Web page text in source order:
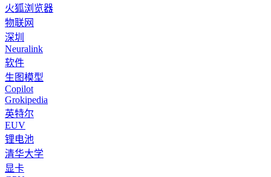
火狐浏览器
物联网
深圳
Neuralink
软件
生图模型
Copilot
Grokipedia
英特尔
EUV
锂电池
清华大学
显卡